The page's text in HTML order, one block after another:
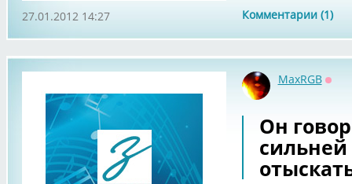
Комментарии (1)
27.01.2012 14:27
MaxRGB
Он
сильней